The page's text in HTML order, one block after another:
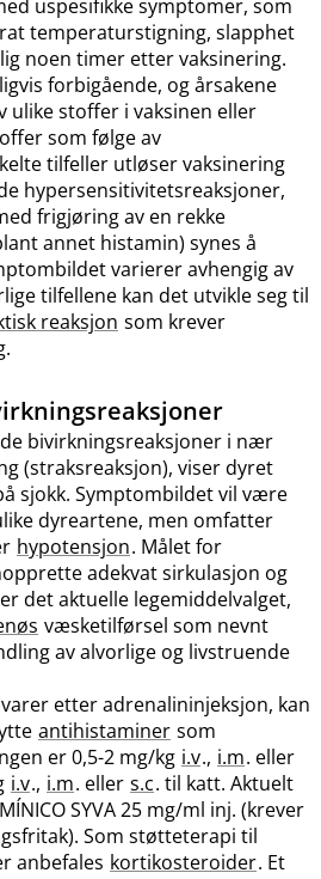
uspesifikke symptomer, som
temperaturstigning, slapphet
noen timer etter vaksinering.
forbigående, og årsakene
ulike stoffer i vaksinen eller
som følge av
tilfeller utløser vaksinering
hypersensitivitetsreaksjoner,
frigjøring av en rekke
annet histamin) synes å
varierer avhengig av
tilfellene kan det utvikle seg til
reaksjon som krever
bivirkningsreaksjoner i nær
(straksreaksjon), viser dyret
sjokk. Symptombildet vil være
dyreartene, men omfatter
hypotensjon. Målet for
adekvat sirkulasjon og
det aktuelle legemiddelvalget,
væsketilførsel som nevnt
av alvorlige og livstruende
etter adrenalininjeksjon, kan
antihistaminer som
er 0,5-2 mg/kg i.v., i.m. eller
i.v., i.m. eller s.c. til katt. Aktuelt
SYVA 25 mg/ml inj. (krever
Som støtteterapi til
anbefales kortikosteroider. Et